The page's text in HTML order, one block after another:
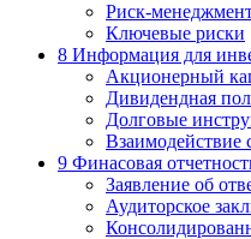
Риск-
Ключевые риски
8 Информация для
Акционерный
Дивидендная
Долговые
Взаимодействие
9 Финасовая
Заявление об
Аудиторское